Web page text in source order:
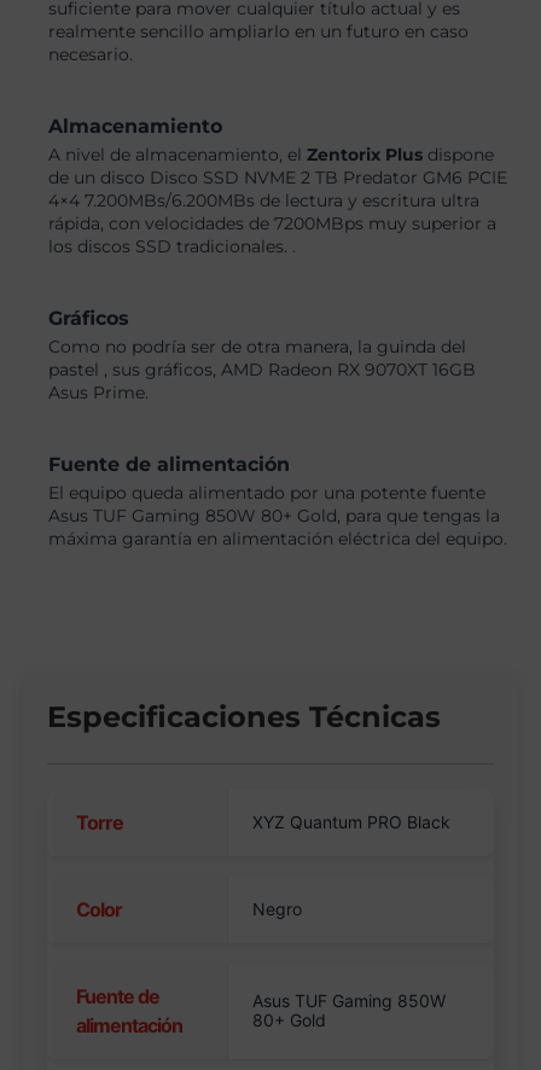
suficiente para mover cualquier título actual y es
realmente sencillo ampliarlo en un futuro en caso
necesario.
Almacenamiento
A nivel de almacenamiento, elZentorix Plus dispone
de un disco Disco SSD NVME 2 TB Predator GM6 PCIE
4×4 7.200MBs/6.200MBs de lectura y escritura ultra
rápida, con velocidades de 7200MBps muy superior a
los discos SSD tradicionales. .
Gráficos
Como no podría ser de otra manera, la guinda del
pastel , sus gráficos, AMD Radeon RX 9070XT 16GB
Asus Prime.
Fuente de alimentación
El equipo queda alimentado por una potente fuente
Asus TUF Gaming 850W 80+ Gold, para que tengas la
máxima garantía en alimentación eléctrica del equipo.
Especificaciones Técnicas
Torre XYZ Quantum PRO Black
Color Negro
Fuente de
alimentación
Asus TUF Gaming 850W
80+ Gold